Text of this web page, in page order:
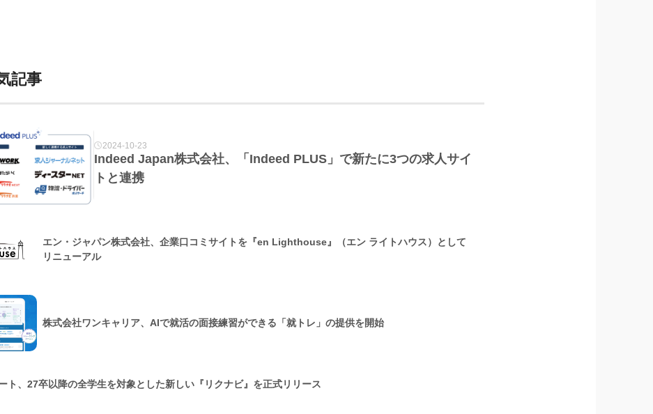
記事
2024-10-23
Indeed Japan株式会社、「Indeed PLUS」で新たに3つの求人サイ
トと連携
エン・ジャパン株式会社、企業口コミサイトを『en Lighthouse』（エン ライトハウス）として
リニューアル
株式会社ワンキャリア、AIで就活の面接練習ができる「就トレ」の提供を開始
ト、27卒以降の全学生を対象とした新しい『リクナビ』を正式リリース